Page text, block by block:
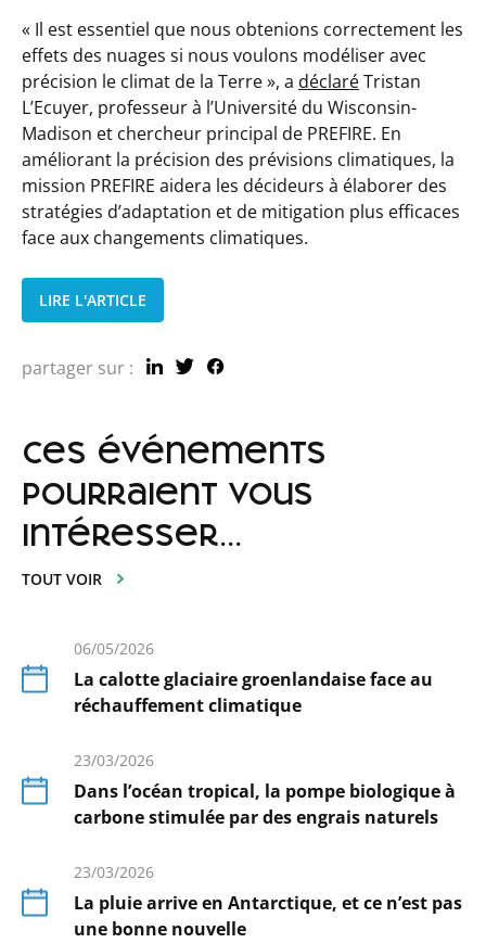
« Il est essentiel que nous obtenions correctement les
effets des nuages ​​si nous voulons modéliser avec
précision le climat de la Terre», a déclaréTristan
L’Ecuyer, professeur à l’Université du Wisconsin-
Madison et chercheur principal de PREFIRE. En
améliorant la précision des prévisions climatiques, la
mission PREFIRE aidera les décideurs à élaborer des
stratégies d’adaptation et de mitigation plus efficaces
face aux changements climatiques.
LIRE L'ARTICLE
partager sur :
ces événements
pourraient vous
intéresser...
TOUT VOIR
06/05/2026
La calotte glaciaire groenlandaise face au
réchauffement climatique
savoir
plus
23/03/2026
Dans l’océan tropical, la pompe biologique à
carbone stimulée par des engrais naturels
savoir
plus
23/03/2026
La pluie arrive en Antarctique, et ce n’est pas
une bonne nouvelle